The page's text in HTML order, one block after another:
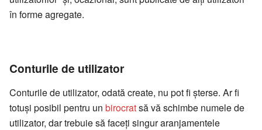
în forme agregate.
Conturile de utilizator
Conturile de utilizator, odată create, nu pot fi șterse. Ar fi
totuși posibil pentru un birocratsă vă schimbe numele de
utilizator, dar trebuie să faceți singur aranjamentele